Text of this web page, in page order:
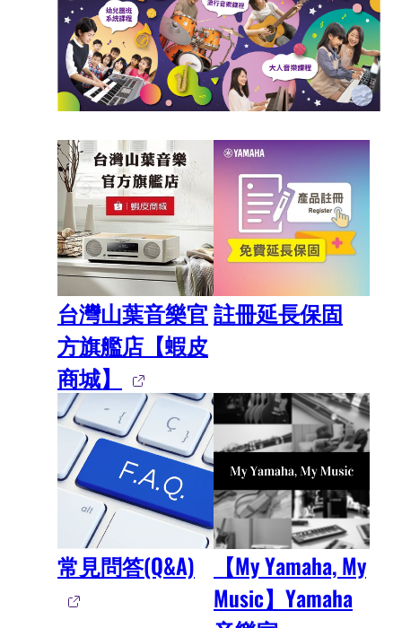
台灣山葉音樂官
方旗艦店【蝦皮
商城】
註冊延長保固
常見問答(Q&A)
【My Yamaha, My
Music】Yamaha